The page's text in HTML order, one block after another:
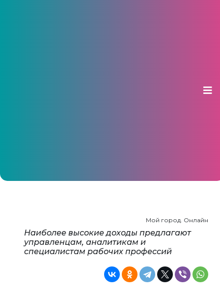
Мой город. Онлайн
Наиболее высокие доходы предлагают
управленцам, аналитикам и
специалистам рабочих профессий